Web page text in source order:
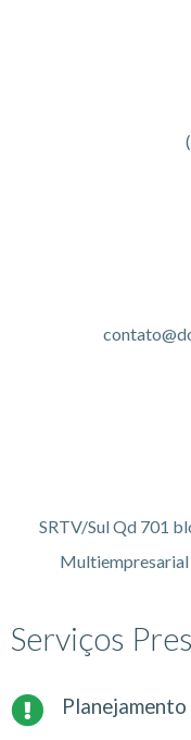
SRTV/Sul Qd 701
Serviços